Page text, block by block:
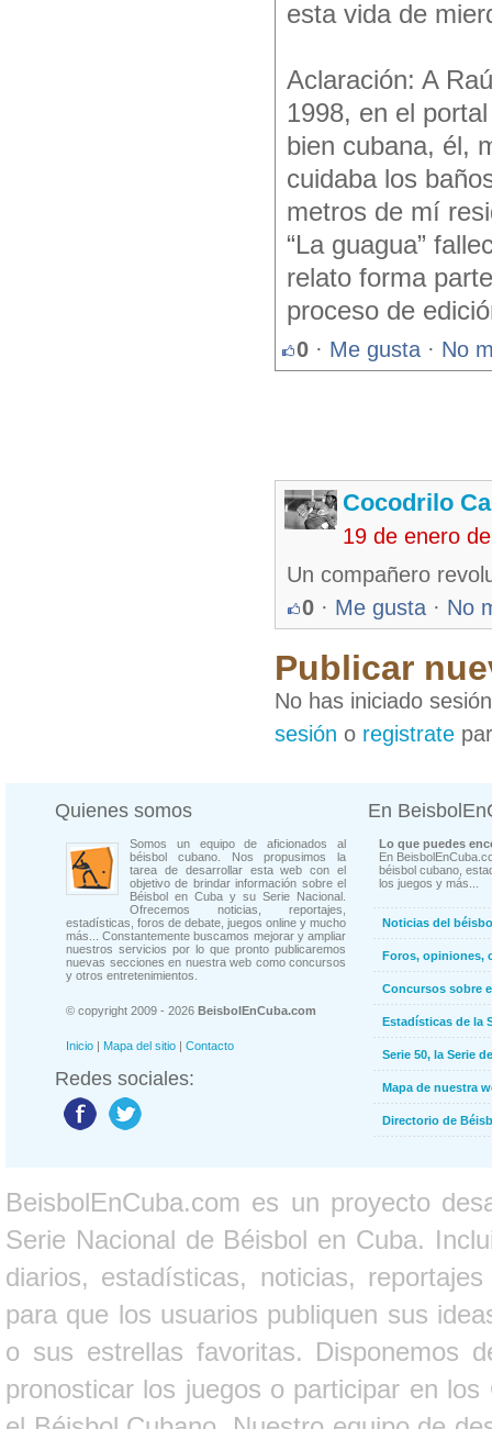
esta vida de
Aclaración: A
1998, en el
bien cubana, él,
cuidaba los
metros de mí
“La guagua”
relato forma
proceso de
0 · Me gusta · No
Cocodrilo
19 de enero
Un compañero
0 · Me gusta · No
Publicar
No has iniciado
sesión o registrate
Quienes somos
Somos un equipo de aficionados al
béisbol cubano. Nos propusimos la
tarea de desarrollar esta web con el
objetivo de brindar información sobre el
Béisbol en Cuba y su Serie Nacional.
Ofrecemos noticias, reportajes,
estadísticas, foros de debate, juegos online y mucho
más... Constantemente buscamos mejorar y ampliar
nuestros servicios por lo que pronto publicaremos
nuevas secciones en nuestra web como concursos
y otros entretenimientos.
© copyright 2009 - 2026 BeisbolEnCuba.com
Inicio | Mapa del sitio | Contacto
Redes sociales:
En
Lo que puedes
En
béisbol cubano,
los juegos y más...
Noticias del
Foros, opiniones,
Concursos sobre
Estadísticas de la
Serie 50, la Serie
Mapa de nuestra
Directorio de
BeisbolEnCuba.com es un proyecto
Serie Nacional de Béisbol en Cuba.
diarios, estadísticas, noticias,
para que los usuarios publiquen sus
o sus estrellas favoritas. Disponemos
pronosticar los juegos o participar en